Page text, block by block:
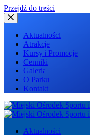
Przejdź do treści
Aktualności
Atrakcje
Kursy i Promocje
Cenniki
Galeria
O Parku
Kontakt
Aktualności